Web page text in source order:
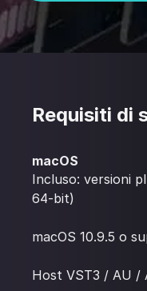
Requisiti di
macOS
Incluso: versioni
64-bit)
macOS 10.9.5 o
Host VST3 / AU /